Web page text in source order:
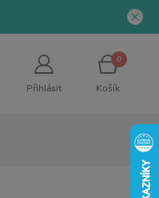
Přihlásit
0
Košík